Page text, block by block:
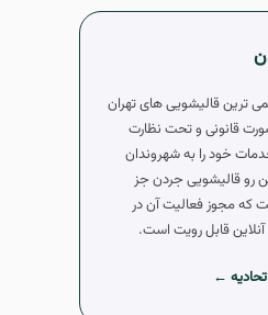
ترین قالیشویی های تهران
قانونی و تحت نظارت
خود را به شهروندان
رو قالیشویی جردن جز
که مجوز فعالیت آن در
قابل رویت است.
←